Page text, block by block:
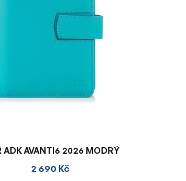
ADK AVANTI6 2026 MODRÝ
2 690 Kč